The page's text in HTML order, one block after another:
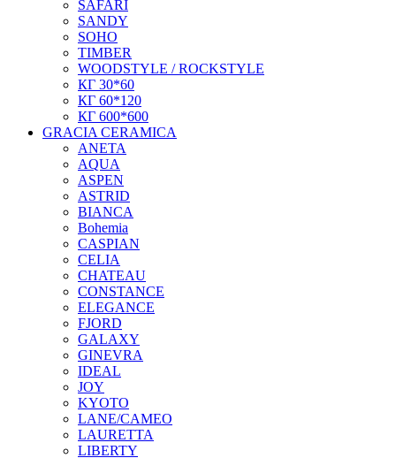
SAFARI
SANDY
SOHO
TIMBER
WOODSTYLE / ROCKSTYLE
КГ 30*60
КГ 60*120
КГ 600*600
GRACIA CERAMICA
ANETA
AQUA
ASPEN
ASTRID
BIANCA
Bohemia
CASPIAN
CELIA
CHATEAU
CONSTANCE
ELEGANCE
FJORD
GALAXY
GINEVRA
IDEAL
JOY
KYOTO
LANE/CAMEO
LAURETTA
LIBERTY